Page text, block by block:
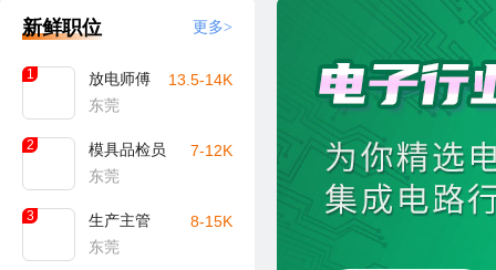
新鲜职位 更多>
1
放电师傅
东莞
13.5-14K
2
模具品检员
东莞
7-12K
3
生产主管
东莞
8-15K